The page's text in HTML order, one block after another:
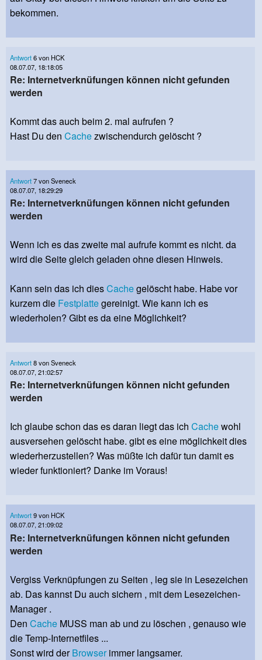
bekommen.
Antwort6 von HCK
08.07.07, 18:18:05
Re: Internetverknüfungen können nicht gefunden
werden
Kommt das auch beim 2. mal aufrufen ?
Hast Du den Cachezwischendurch gelöscht ?
Antwort7 von Sveneck
08.07.07, 18:29:29
Re: Internetverknüfungen können nicht gefunden
werden
Wenn ich es das zweite mal aufrufe kommt es nicht. da
wird die Seite gleich geladen ohne diesen Hinweis.
Kann sein das ich diesCachegelöscht habe. Habe vor
kurzem die Festplattegereinigt. Wie kann ich es
wiederholen? Gibt es da eine Möglichkeit?
Antwort8 von Sveneck
08.07.07, 21:02:57
Re: Internetverknüfungen können nicht gefunden
werden
Ich glaube schon das es daran liegt das ich Cachewohl
ausversehen gelöscht habe. gibt es eine möglichkeit dies
wiederherzustellen? Was müßte ich dafür tun damit es
wieder funktioniert? Danke im Voraus!
Antwort9 von HCK
08.07.07, 21:09:02
Re: Internetverknüfungen können nicht gefunden
werden
Vergiss Verknüpfungen zu Seiten , leg sie in Lesezeichen
ab. Das kannst Du auch sichern , mit dem Lesezeichen-
Manager .
Den Cache MUSS man ab und zu löschen , genauso wie
die Temp-Internetfiles ...
Sonst wird derBrowser immer langsamer.